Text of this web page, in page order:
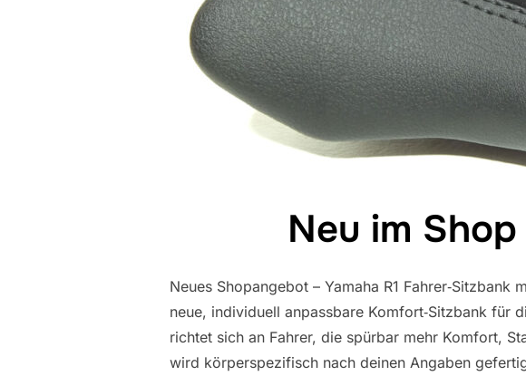
Neu im
Neues Shopangebot – Yamaha R1
neue, individuell anpassbare Komfort‑Sitzbank für
richtet sich an Fahrer, die spürbar mehr Komfort,
wird körperspezifisch nach deinen Angaben